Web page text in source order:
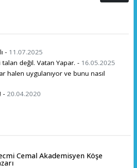
- 11.07.2025
talan değil. Vatan Yapar. - 16.05.2025
halen uygulanıyor ve bunu nasıl
- 20.04.2020
Cemal Akademisyen Köşe